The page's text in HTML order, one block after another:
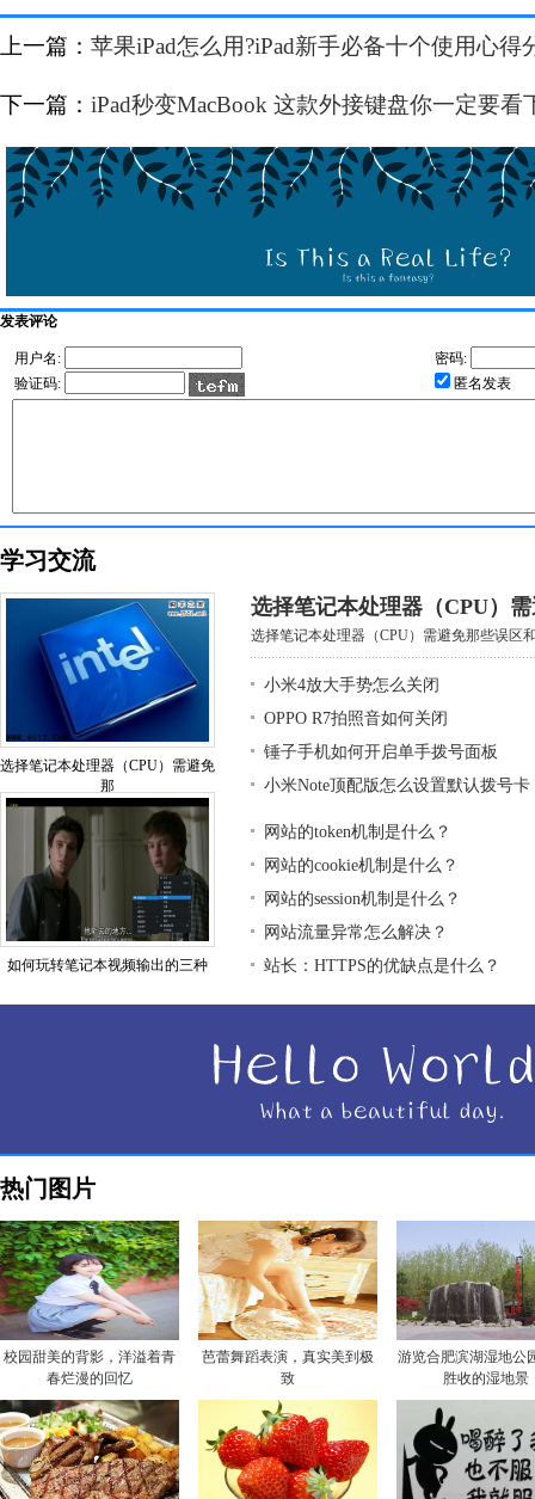
上一篇： 苹果iPad怎么用?iPad新手必备十个使用心得
下一篇： iPad秒变MacBook 这款外接键盘你一定要看
发表评论
用户名:
密码:
验证码:
匿名发表
学习交流
选择笔记本处理器（CPU）需避免
那
如何玩转笔记本视频输出的三种
选择笔记本处理器（CPU）
选择笔记本处理器（CPU）需避免那些误区
小米4放大手势怎么关闭
OPPO R7拍照音如何关闭
锤子手机如何开启单手拨号面板
小米Note顶配版怎么设置默认拨号卡
网站的token机制是什么？
网站的cookie机制是什么？
网站的session机制是什么？
网站流量异常怎么解决？
站长：HTTPS的优缺点是什么？
热门图片
校园甜美的背影，洋溢着青
春烂漫的回忆
芭蕾舞蹈表演，真实美到极
致
游览合肥滨湖湿地公
胜收的湿地景